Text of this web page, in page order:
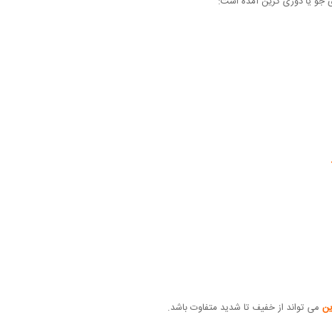
می تواند از خفیف تا شدید متفاوت باشد.